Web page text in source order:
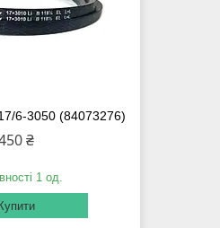
6-3050 (84073276)
₴
1 од.
Купити